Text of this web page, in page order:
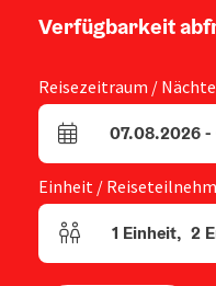
Verfügbarkeit
Reisezeitraum / Nächte
An- und Abreisefelder
07.08.2026-
Einheit /
Einheitenanzahl und
1 Einheit, 2